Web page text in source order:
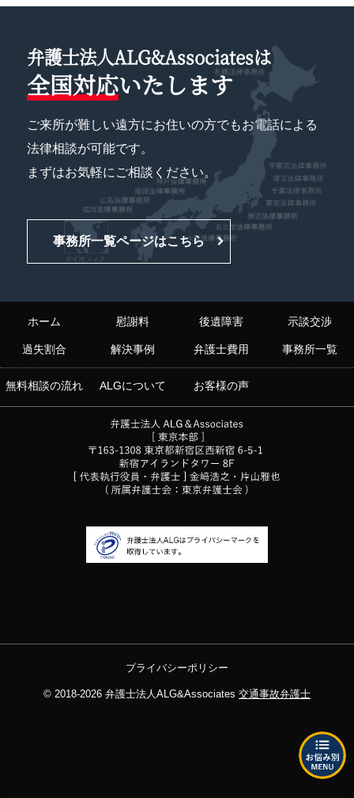
弁護士法人ALG&Associatesは
全国対応いたします
ご来所が難しい遠方にお住いの方でもお電話による
法律相談が可能です。
まずはお気軽にご相談ください。
事務所一覧ページはこちら
ホーム 慰謝料 後遺障害 示談交渉
過失割合 解決事例 弁護士費用 事務所一覧
無料相談の流れ ALGについて お客様の声
プライバシーポリシー
© 2018-2026 弁護士法人ALG&Associates 交通事故弁護士